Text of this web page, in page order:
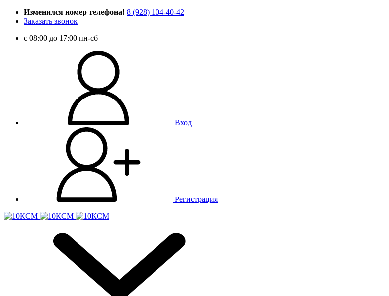
Изменился номер телефона! 8 (928) 104-40-42
Заказать звонок
c 08:00 до 17:00 пн-сб
Вход
Регистрация